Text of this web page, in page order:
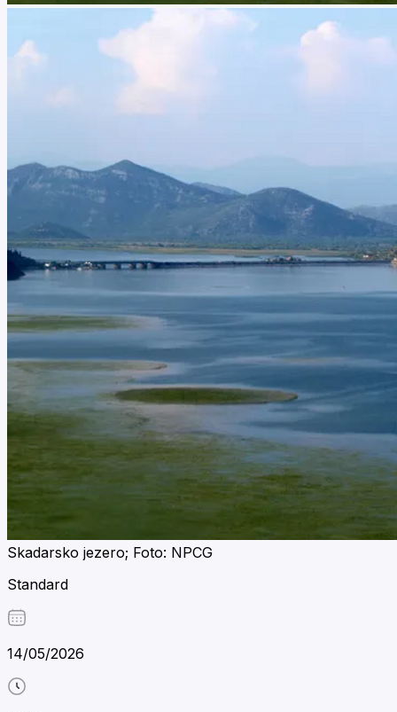
Skadarsko jezero; Foto: NPCG
Standard
14/05/2026